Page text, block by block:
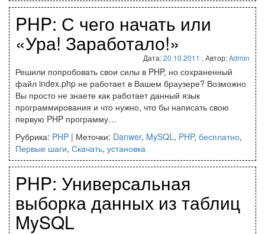
PHP: С чего начать или
«Ура! Заработало!»
Дата:20.10.2011 . Автор:Admin
Решили попробовать свои силы в PHP, но сохраненный
файл index.php не работает в Вашем браузере? Возможно
Вы просто не знаете как работает данный язык
программирования и что нужно, что бы написать свою
первую PHP программу…
Рубрика: PHP | Меточки: Danwer, MySQL, PHP, бесплатно,
Первые шаги, Скачать, установка
PHP: Универсальная
выборка данных из таблиц
MySQL